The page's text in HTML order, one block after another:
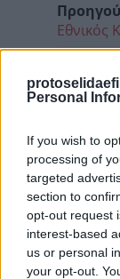
Personal
If you wish to
processing of
targeted
section to
opt-out request
interest-based
us or personal
your opt-out.
Εθνικός